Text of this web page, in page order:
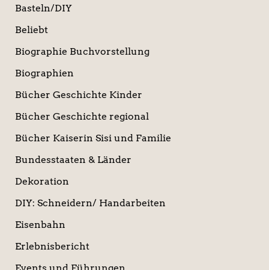
Basteln/DIY
Beliebt
Biographie Buchvorstellung
Biographien
Bücher Geschichte Kinder
Bücher Geschichte regional
Bücher Kaiserin Sisi und Familie
Bundesstaaten & Länder
Dekoration
DIY: Schneidern/ Handarbeiten
Eisenbahn
Erlebnisbericht